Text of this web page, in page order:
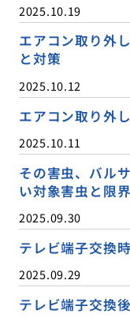
2025.10.19
エアコン取り外
と対策
2025.10.12
エアコン取り外
2025.10.11
その害虫、バル
い対象害虫と限界
2025.09.30
テレビ端子交換
2025.09.29
テレビ端子交換